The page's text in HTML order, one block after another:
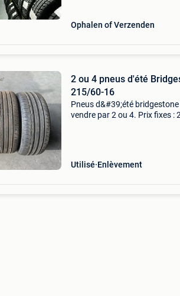
Ophalen of Verzenden
2 ou 4 pneus d'été
215/60-16
Pneus d&#39;été
vendre par 2 ou 4. Prix fixes :
Utilisé Enlèvement